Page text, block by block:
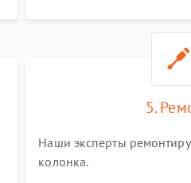
5.
Наши эксперты
колонка.